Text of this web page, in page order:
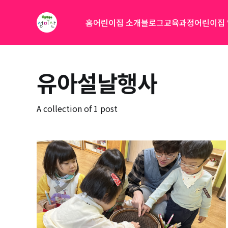
홈어린이집 소개블로그교육과정어린이집
유아설날행사
A collection of 1 post